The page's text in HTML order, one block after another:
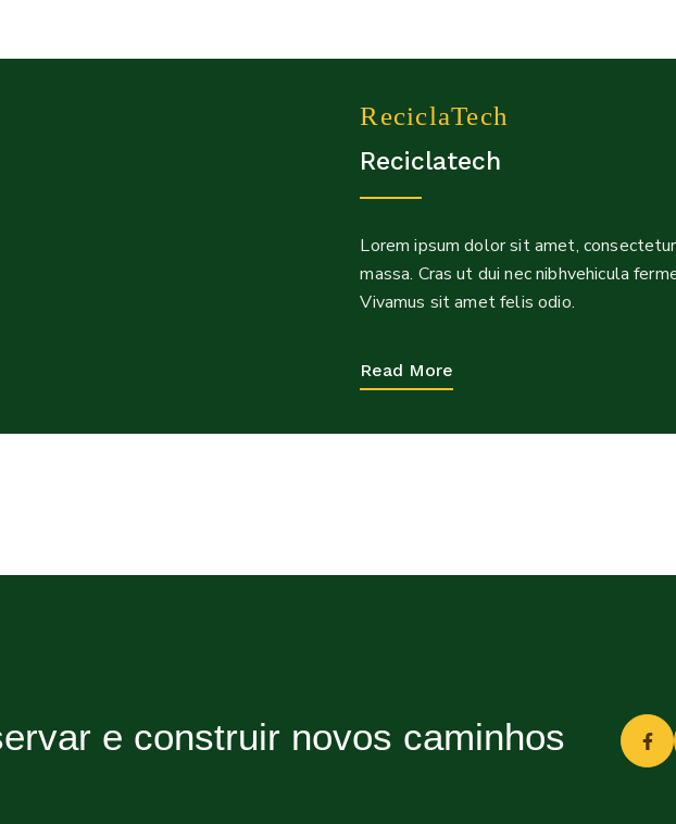
ReciclaTech
Reciclatech
Lorem ipsum dolor sit amet,
massa. Cras ut dui nec nibhvehicula
Vivamus sit amet felis odio.
Read More
e construir novos caminhos